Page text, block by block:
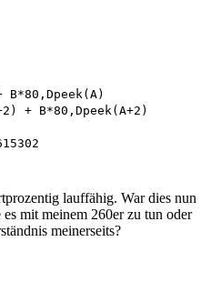
lauffähig. War dies nun
mit meinem 260er zu tun oder
meinerseits?